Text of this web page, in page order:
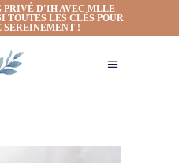
PRIVÉ D'1H AVEC MLLE
TOUTES LES CLÉS POUR
SEREINEMENT !